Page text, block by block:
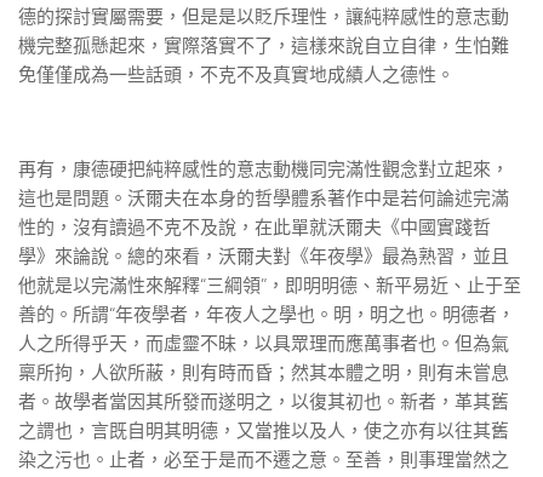
德的探討實屬需要，但是是以貶斥理性，讓純粹感性的意志動
機完整孤懸起來，實際落實不了，這樣來說自立自律，生怕難
免僅僅成為一些話頭，不克不及真實地成績人之德性。
再有，康德硬把純粹感性的意志動機同完滿性觀念對立起來，
這也是問題。沃爾夫在本身的哲學體系著作中是若何論述完滿
性的，沒有讀過不克不及說，在此單就沃爾夫《中國實踐哲
學》來論說。總的來看，沃爾夫對《年夜學》最為熟習，並且
他就是以完滿性來解釋“三綱領”，即明明德、新平易近、止于至
善的。所謂“年夜學者，年夜人之學也。明，明之也。明德者，
人之所得乎天，而虛靈不昧，以具眾理而應萬事者也。但為氣
稟所拘，人欲所蔽，則有時而昏；然其本體之明，則有未嘗息
者。故學者當因其所發而遂明之，以復其初也。新者，革其舊
之謂也，言既自明其明德，又當推以及人，使之亦有以往其舊
染之污也。止者，必至于是而不遷之意。至善，則事理當然之